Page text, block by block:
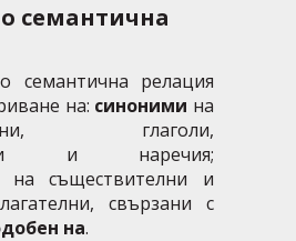
семантична
семантична релация
на: синоними на
глаголи,
и наречия;
на съществителни и
свързани с
на.